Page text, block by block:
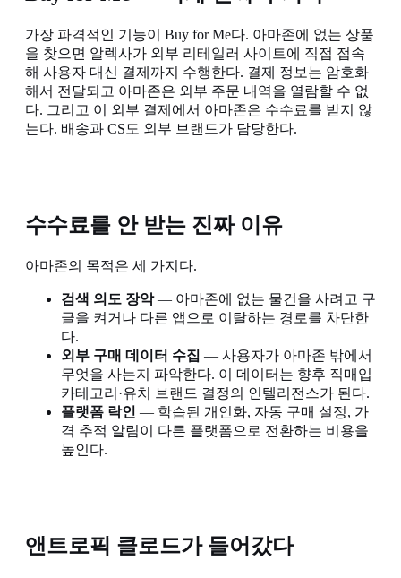
가장 파격적인 기능이 Buy for Me다. 아마존에 없는 상품
을 찾으면 알렉사가 외부 리테일러 사이트에 직접 접속
해 사용자 대신 결제까지 수행한다. 결제 정보는 암호화
해서 전달되고 아마존은 외부 주문 내역을 열람할 수 없
다. 그리고 이 외부 결제에서 아마존은 수수료를 받지 않
는다. 배송과 CS도 외부 브랜드가 담당한다.
수수료를 안 받는 진짜 이유
아마존의 목적은 세 가지다.
검색 의도 장악— 아마존에 없는 물건을 사려고 구
글을 켜거나 다른 앱으로 이탈하는 경로를 차단한
다.
외부 구매 데이터 수집 — 사용자가 아마존 밖에서
무엇을 사는지 파악한다. 이 데이터는 향후 직매입
카테고리·유치 브랜드 결정의 인텔리전스가 된다.
플랫폼 락인 — 학습된 개인화, 자동 구매 설정, 가
격 추적 알림이 다른 플랫폼으로 전환하는 비용을
높인다.
앤트로픽 클로드가 들어갔다